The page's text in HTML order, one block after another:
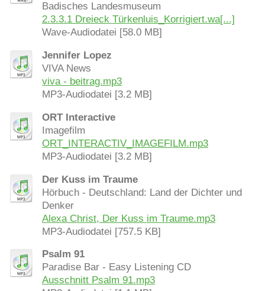
Badisches Landesmuseum
2.3.3.1 Dreieck Türkenluis_Korrigiert.wa[...]
Wave-Audiodatei [58.0 MB]
Jennifer Lopez
VIVA News
viva - beitrag.mp3
MP3-Audiodatei [3.2 MB]
ORT Interactive
Imagefilm
ORT_INTERACTIV_IMAGEFILM.mp3
MP3-Audiodatei [3.2 MB]
Der Kuss im Traume
Hörbuch - Deutschland: Land der Dichter und
Denker
Alexa Christ, Der Kuss im Traume.mp3
MP3-Audiodatei [757.5 KB]
Psalm 91
Paradise Bar - Easy Listening CD
Ausschnitt Psalm 91.mp3